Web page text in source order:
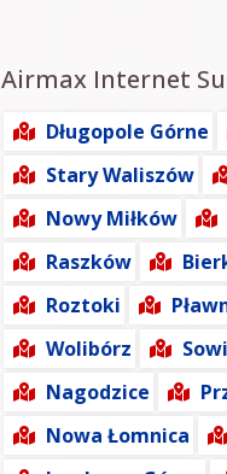
Airmax Internet
Długopole Górne
Stary Waliszów
Nowy Miłków
Raszków
Roztoki
Wolibórz
Nagodzice
Nowa Łomnica